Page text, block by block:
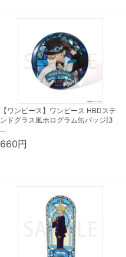
【ワンピース】ワンピース HBDステ
ンドグラス風ホログラム缶バッジ[3
…
660円